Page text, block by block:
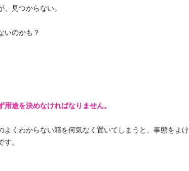
見つからない。
いのかも？
用途を決めなければなりません。
よくわからない箱を何気なく置いてしまうと、事態をよけ
。